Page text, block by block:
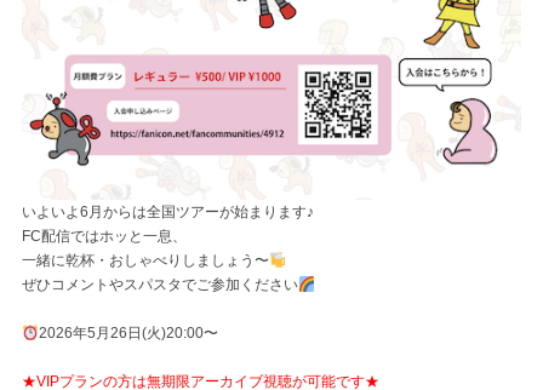
いよいよ6月からは全国ツアーが始まります♪
FC配信ではホッと一息、
一緒に乾杯・おしゃべりしましょう〜
ぜひコメントやスパスタでご参加ください
2026年5月26日(火)20:00〜
★VIPプランの方は無期限アーカイブ視聴が可能です★